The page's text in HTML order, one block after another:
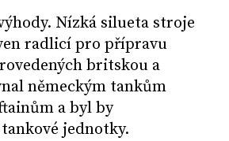
Nízká silueta stroje
radlicí pro přípravu
britskou a
německým tankům
a byl by
jednotky.